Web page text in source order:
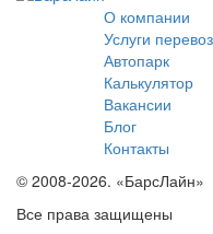
О компании
Услуги
Автопарк
Калькулятор
Вакансии
Блог
Контакты
© 2008-2026. «БарсЛайн»
Все права защищены